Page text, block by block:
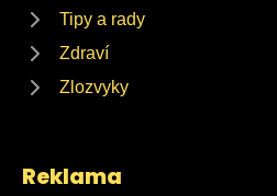
Tipy a rady
Zdraví
Zlozvyky
Reklama